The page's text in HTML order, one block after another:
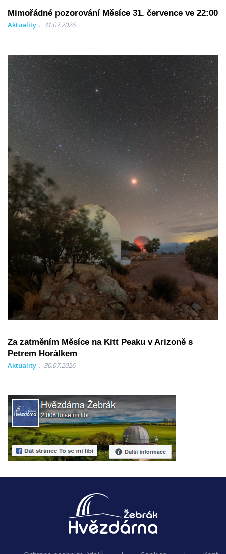
Mimořádné pozorování Měsíce 31. července ve 22:00
Aktuality 31.07.2026
Za zatměním Měsíce na Kitt Peaku v Arizoně s
Petrem Horálkem
Aktuality 30.07.2026